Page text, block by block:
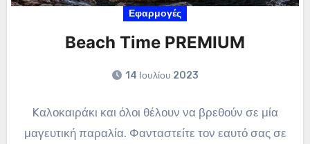
Εφαρμογές
Beach Time PREMIUM
14 Ιουλίου 2023
Kαλοκαιράκι και όλοι θέλουν να βρεθούν σε μία
μαγευτική παραλία. Φανταστείτε τον εαυτό σας σε